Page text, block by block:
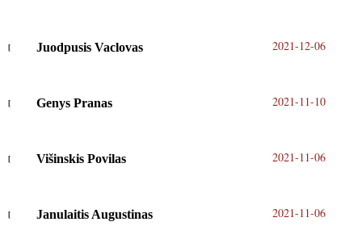
Juodpusis Vaclovas 2021-12-06
Genys Pranas 2021-11-10
Višinskis Povilas 2021-11-06
Janulaitis Augustinas 2021-11-06